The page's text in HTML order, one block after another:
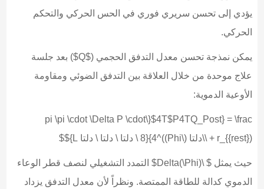
يؤدي إلى تحسن سريري فوري في الحس الحركي والتحكم
الحركي.
يمكن نمذجة تحسن معدل التدفق الحجمي ($Q$) بعد جلسة
علاج موحدة من خلال العلاقة بين التدفق الضوئي ومقاومة
الأوعية الدموية:
$4T$P4TQ_Post} = \frac{\pi \pi \cdot \Delta P \cdot
(r_{{rest} + \\دلتا (\Phi))^4}{8 \ دلتا \ دلتا \ دلتا L}$$
حيث يمثل $ \Delta(\Phi)$ التمدد التشغيلي لنصف قطر الوعاء
الدموي كدالة للطاقة الممتصة. ونظراً لأن معدل التدفق يزداد